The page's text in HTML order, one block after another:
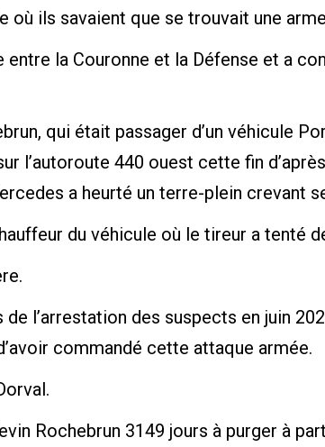
où ils savaient que se trouvait une
la Couronne et la Défense et a
qui était passager d’un véhicule
l’autoroute 440 ouest cette fin
a heurté un terre-plein crevant
du véhicule où le tireur a tenté
l’arrestation des suspects en juin
commandé cette attaque armée.
Rochebrun 3149 jours à purger à